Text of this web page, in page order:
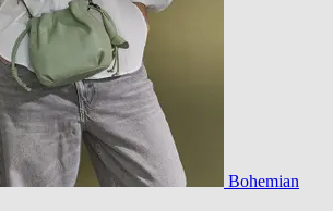
Bohemian